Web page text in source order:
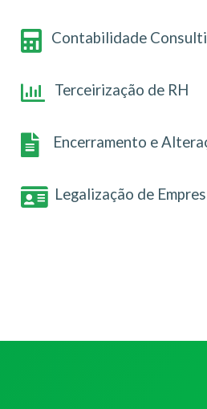
Contabilidade
Terceirização de RH
Encerramento e
Legalização de